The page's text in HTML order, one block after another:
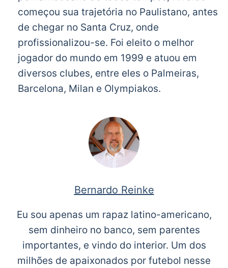
começou sua trajetória no Paulistano, antes
de chegar no Santa Cruz, onde
profissionalizou-se. Foi eleito o melhor
jogador do mundo em 1999 e atuou em
diversos clubes, entre eles o Palmeiras,
Barcelona, Milan e Olympiakos.
Bernardo Reinke
Eu sou apenas um rapaz latino-americano,
sem dinheiro no banco, sem parentes
importantes, e vindo do interior. Um dos
milhões de apaixonados por futebol nesse